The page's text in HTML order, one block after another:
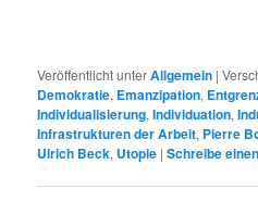
Veröffentlicht unterAllgemein |
Demokratie, Emanzipation,
Individualisierung,Individuation,
Infrastrukturen der Arbeit, Pierre
Ulrich Beck, Utopie |Schreibe